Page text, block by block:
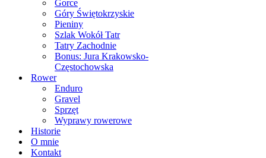
Gorce
Góry Świętokrzyskie
Pieniny
Szlak Wokół Tatr
Tatry Zachodnie
Bonus: Jura Krakowsko-
Częstochowska
Rower
Enduro
Gravel
Sprzęt
Wyprawy rowerowe
Historie
O mnie
Kontakt